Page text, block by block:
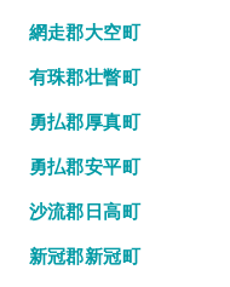
網走郡大空町
有珠郡壮瞥町
勇払郡厚真町
勇払郡安平町
沙流郡日高町
新冠郡新冠町